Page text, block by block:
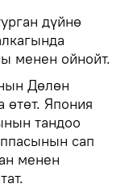
дүйнө
менен ойнойт.
Дөлөн
өтөт. Япония
тандоо
сап
менен